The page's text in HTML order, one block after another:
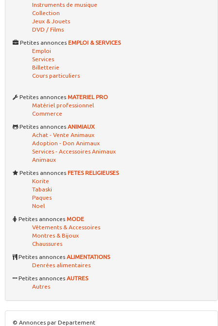
Instruments de musique
Collection
Jeux & Jouets
DVD / Films
Petites annonces EMPLOI & SERVICES
Emploi
Services
Billetterie
Cours particuliers
Petites annonces MATERIEL PRO
Matériel professionnel
Commerce
Petites annonces ANIMIAUX
Achat - Vente Animaux
Adoption - Don Animaux
Services - Accessoires Animaux
Animaux
Petites annonces FETES RELIGIEUSES
Korite
Tabaski
Paques
Noel
Petites annonces MODE
Vêtements & Accessoires
Montres & Bijoux
Chaussures
Petites annonces ALIMENTATIONS
Denrées alimentaires
Petites annonces AUTRES
Autres
© Annonces par Departement